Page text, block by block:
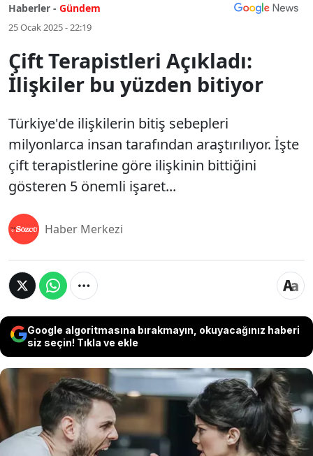
Haberler - Gündem
25 Ocak 2025 - 22:19
Çift Terapistleri Açıkladı:
İlişkiler bu yüzden bitiyor
Türkiye'de ilişkilerin bitiş sebepleri
milyonlarca insan tarafından araştırılıyor. İşte
çift terapistlerine göre ilişkinin bittiğini
gösteren 5 önemli işaret...
Haber Merkezi
Google algoritmasına bırakmayın, okuyacağınız haberi
siz seçin! Tıkla ve ekle
Türkiye'de ilişkilerin bitiş sebepleri
milyonlarca insan tarafından araştırılıyor.